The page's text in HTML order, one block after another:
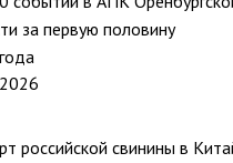
за первую половину
российской свинины в